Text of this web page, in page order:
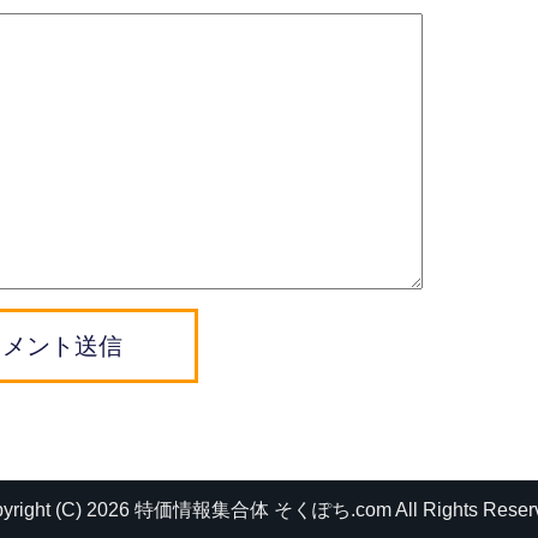
ント送信
(C) 2026 特価情報集合体 そくぽち.comAll Rights